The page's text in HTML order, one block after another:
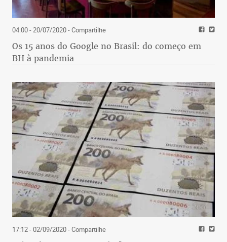
04:00 - 20/07/2020- Compartilhe
Os 15 anos do Google no Brasil: do começo em
BH à pandemia
17:12 - 02/09/2020- Compartilhe